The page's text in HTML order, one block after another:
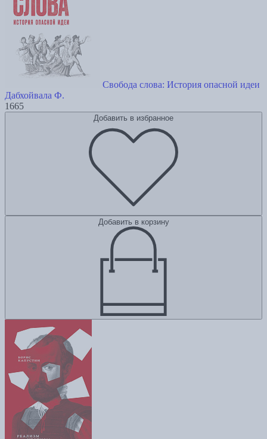
Свобода слова: История опасной идеи
Дабхойвала Ф.
1665
Добавить в избранное
Добавить в корзину